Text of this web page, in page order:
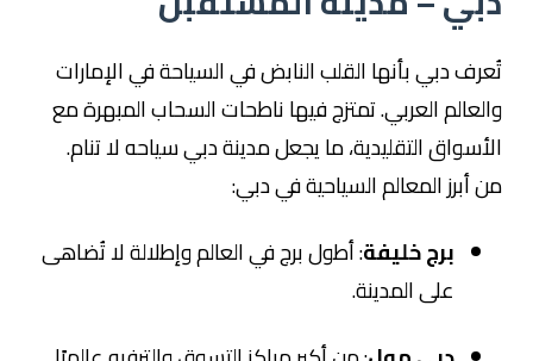
تُعرف دبي بأنها القلب النابض في السياحة في الإمارات
والعالم العربي. تمتزج فيها ناطحات السحاب المبهرة مع
الأسواق التقليدية، ما يجعل مدينة دبي سياحه لا تنام.
من أبرز المعالم السياحية في دبي:
برج خليفة: أطول برج في العالم وإطلالة لا تُضاهى
على المدينة.